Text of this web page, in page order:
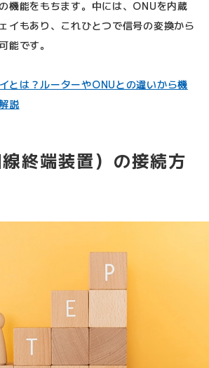
機能をもちます。中には、ONUを内蔵
イもあり、これひとつで信号の変換から
能です。
とは？ルーターやONUとの違いから機
説
終端装置）の接続方